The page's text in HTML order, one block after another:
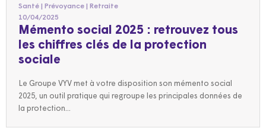
Santé | Prévoyance | Retraite
10/04/2025
Mémento social 2025 : retrouvez tous
les chiffres clés de la protection
sociale
Le Groupe VYV met à votre disposition son mémento social
2025, un outil pratique qui regroupe les principales données de
la protection...